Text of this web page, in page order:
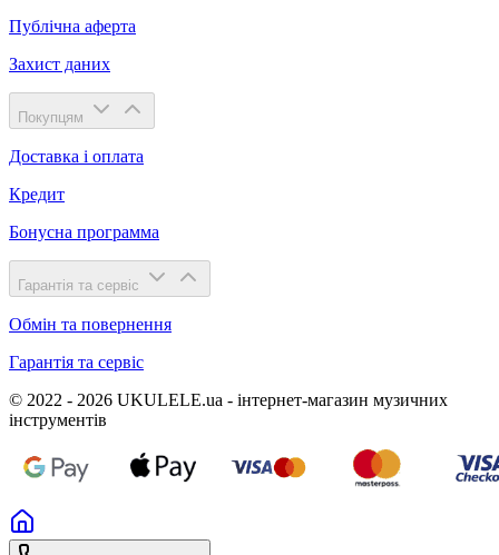
Публічна аферта
Захист даних
Покупцям
Доставка і оплата
Кредит
Бонусна программа
Гарантія та сервіс
Обмін та повернення
Гарантія та сервіс
© 2022 - 2026 UKULELE.ua - інтернет-магазин музичних
інструментів